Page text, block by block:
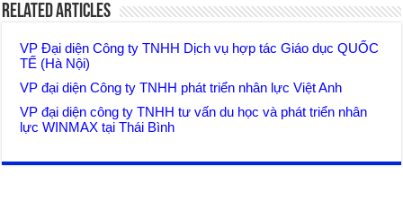
Related Articles
VP Đại diện Công ty TNHH Dịch vụ hợp tác Giáo dục QUỐC
TẾ (Hà Nội)
VP đại diện Công ty TNHH phát triển nhân lực Việt Anh
VP đại diện công ty TNHH tư vấn du học và phát triển nhân
lực WINMAX tại Thái Bình